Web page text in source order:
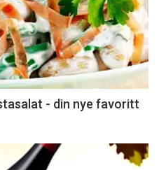
- din nye favoritt